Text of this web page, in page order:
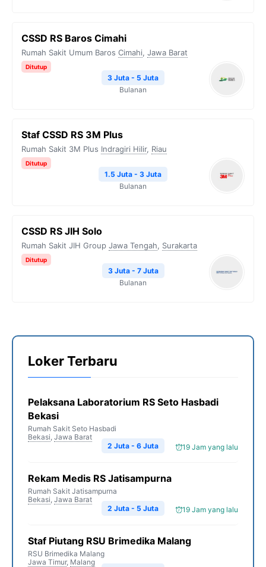
CSSD RS Baros Cimahi
Rumah Sakit Umum Baros Cimahi, Jawa Barat
Ditutup
3 Juta - 5 Juta
Bulanan
Staf CSSD RS 3M Plus
Rumah Sakit 3M Plus Indragiri Hilir, Riau
Ditutup
1.5 Juta - 3 Juta
Bulanan
CSSD RS JIH Solo
Rumah Sakit JIH Group Jawa Tengah, Surakarta
Ditutup
3 Juta - 7 Juta
Bulanan
Loker Terbaru
Pelaksana Laboratorium RS Seto Hasbadi
Bekasi
Rumah Sakit Seto Hasbadi
Bekasi, Jawa Barat
19 Jam yang lalu
2 Juta - 6 Juta
Rekam Medis RS Jatisampurna
Rumah Sakit Jatisampurna
Bekasi, Jawa Barat
19 Jam yang lalu
2 Juta - 5 Juta
Staf Piutang RSU Brimedika Malang
RSU Brimedika Malang
Jawa Timur, Malang